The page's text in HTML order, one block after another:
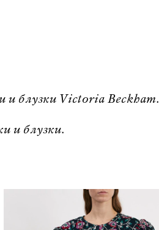
блузки Victoria Beckham.
и блузки.